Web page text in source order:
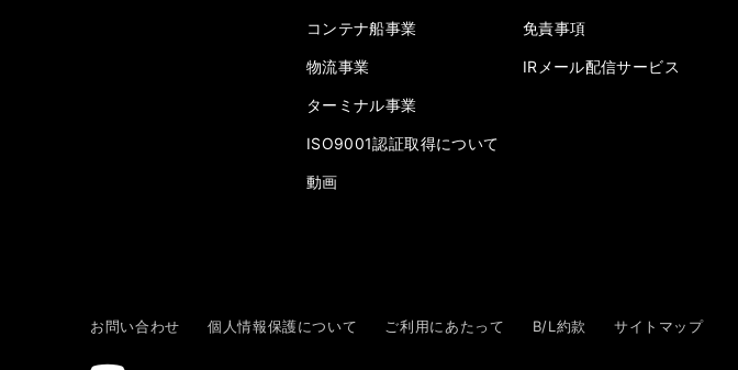
コンテナ船事業
物流事業
ターミナル事業
ISO9001認証取得について
動画
免責事項
IRメール配信サービス
お問い合わせ 個人情報保護について ご利用にあたって B/L約款 サイトマップ